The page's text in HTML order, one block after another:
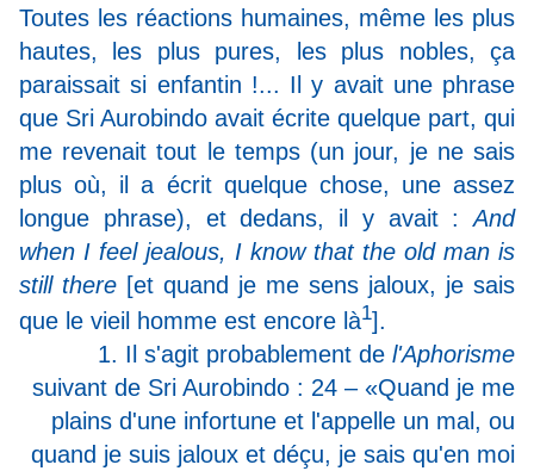
Toutes les réactions humaines, même les plus
hautes, les plus pures, les plus nobles, ça
paraissait si enfantin !... Il y avait une phrase
que Sri Aurobindo avait écrite quelque part, qui
me revenait tout le temps (un jour, je ne sais
plus où, il a écrit quelque chose, une assez
longue phrase), et dedans, il y avait :And
when I feel jealous, I know that the old man is
still there [et quand je me sens jaloux, je sais
que le vieil homme est encore là1].
1. Il s'agit probablement de l'Aphorisme
suivant de Sri Aurobindo : 24 – «Quand je me
plains d'une infortune et l'appelle un mal, ou
quand je suis jaloux et déçu, je sais qu'en moi